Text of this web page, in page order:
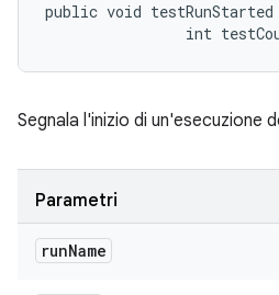
public void testRunStarted
int
Segnala l'inizio di un'esecuzione
Parametri
runName